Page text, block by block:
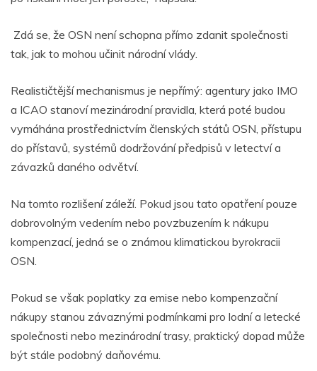
Zdá se, že OSN není schopna přímo zdanit společnosti
tak, jak to mohou učinit národní vlády.
Realističtější mechanismus je nepřímý: agentury jako IMO
a ICAO stanoví mezinárodní pravidla, která poté budou
vymáhána prostřednictvím členských států OSN, přístupu
do přístavů, systémů dodržování předpisů v letectví a
závazků daného odvětví.
Na tomto rozlišení záleží. Pokud jsou tato opatření pouze
dobrovolným vedením nebo povzbuzením k nákupu
kompenzací, jedná se o známou klimatickou byrokracii
OSN.
Pokud se však poplatky za emise nebo kompenzační
nákupy stanou závaznými podmínkami pro lodní a letecké
společnosti nebo mezinárodní trasy, praktický dopad může
být stále podobný daňovému.